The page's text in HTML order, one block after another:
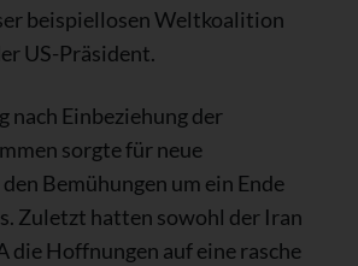
beispiellosen Weltkoalition
US-Präsident.
nach Einbeziehung der
sorgte für neue
Bemühungen um ein Ende
Zuletzt hatten sowohl der Iran
die Hoffnungen auf eine rasche